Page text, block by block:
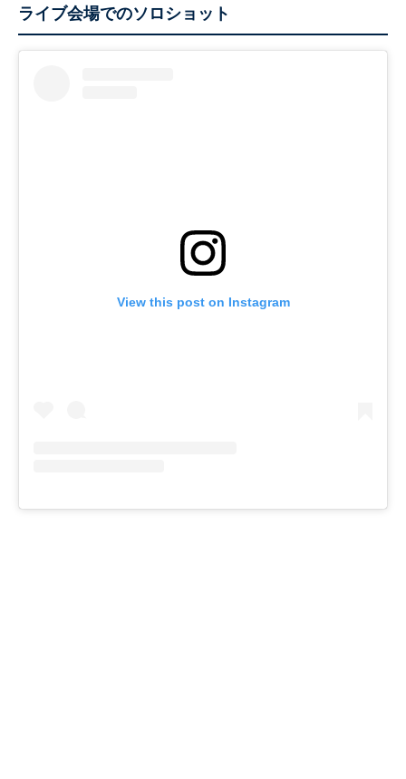
ライブ会場でのソロショット
View this post on Instagram